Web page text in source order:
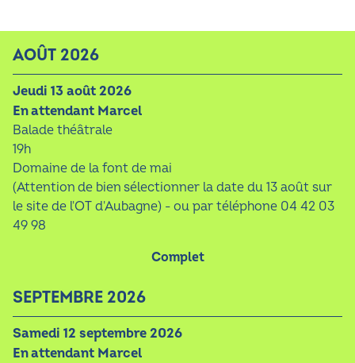
AOÛT 2026
jeudi 13 août 2026
En attendant Marcel
Balade théâtrale
19h
Domaine de la font de mai
(Attention de bien sélectionner la date du 13 août sur
le site de l'OT d'Aubagne) - ou par téléphone 04 42 03
49 98
Complet
SEPTEMBRE 2026
samedi 12 septembre 2026
En attendant Marcel